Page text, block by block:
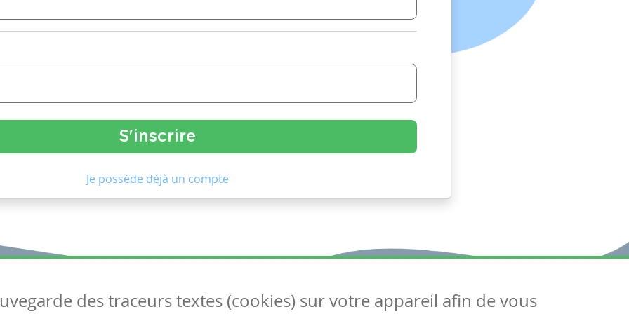
Je possède déjà un compte
Articles Suivez-nous
des traceurs textes (cookies) sur votre appareil afin de vous